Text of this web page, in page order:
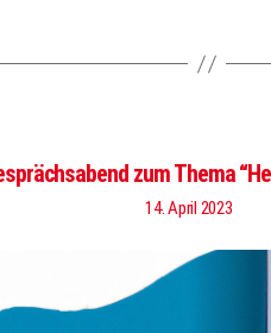
zum Thema
14. April 2023